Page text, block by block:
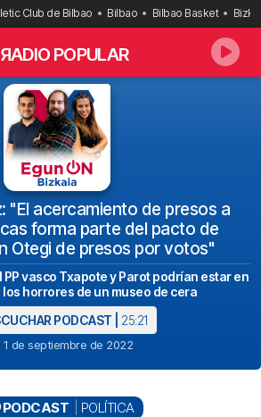
Club de Bilbao Bilbao Bilbao Basket
RADIO POPULAR
"El acercamiento de presos a
forma parte del pacto de
Otegi de presos por votos"
vasco Txapote y Parot podrían estar en
los horrores de un museo de cera
PODCAST | 25:21
1 de septiembre de 2022
PODCAST POLÍTICA